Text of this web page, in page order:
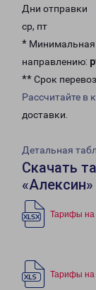
Дни отправки
ср, пт
* Минимальная
направлению:
** Срок
Рассчитайте в
доставки.
Детальная
Скачать
«Алексин»
Тарифы на
Тарифы на